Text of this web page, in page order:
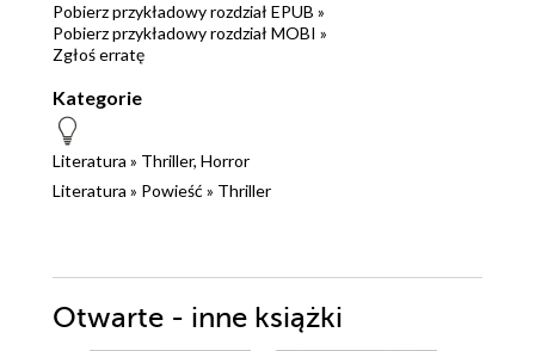
Pobierz przykładowy rozdział EPUB »
Pobierz przykładowy rozdział MOBI »
Zgłoś erratę
Kategorie
Literatura » Thriller, Horror
Literatura » Powieść » Thriller
Otwarte - inne książki